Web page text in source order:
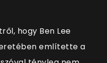
hogy Ben Lee
említette a